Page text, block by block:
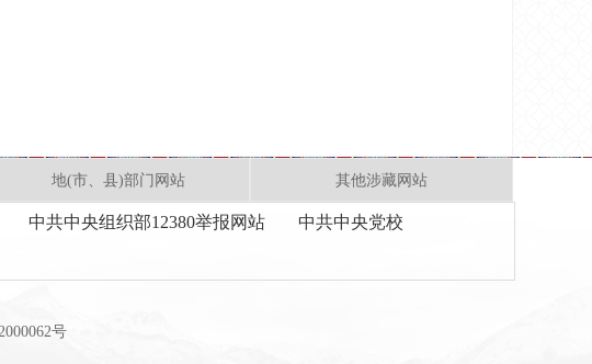
地(市、县)部门网站 其他涉藏网站
中共中央组织部12380举报网站 中共中央党校
号